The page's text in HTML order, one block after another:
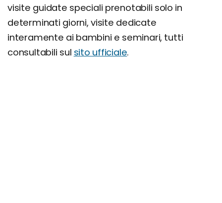
visite guidate speciali prenotabili solo in
determinati giorni, visite dedicate
interamente ai bambini e seminari, tutti
consultabili sul sito ufficiale.